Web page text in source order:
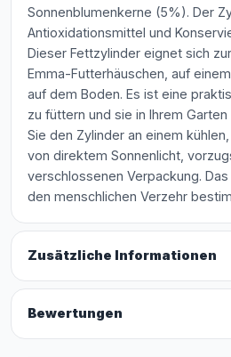
Sonnenblumenkerne (5%). Der
Antioxidationsmittel und
Dieser Fettzylinder eignet sich
Emma-Futterhäuschen, auf
auf dem Boden. Es ist eine
zu füttern und sie in Ihrem
Sie den Zylinder an einem
von direktem Sonnenlicht,
verschlossenen Verpackung.
den menschlichen Verzehr
Zusätzliche Informationen
Bewertungen